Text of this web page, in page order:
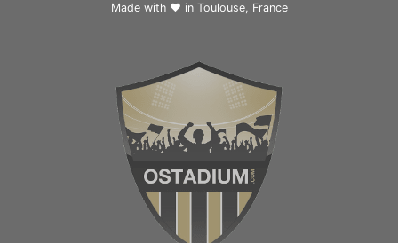
Made with ❤ in Toulouse, France